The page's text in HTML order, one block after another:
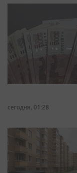
сегодня, 01:28